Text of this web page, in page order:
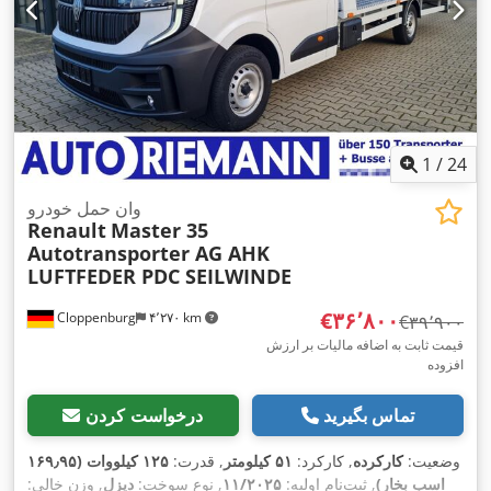
1 /24
Cloppenburg ۴٬۲۷۰ km
وان حمل خودرو
Renault Master 35
Autotransporter AG AHK
LUFTFEDER PDC SEILWINDE
‎€۳۶٬۸۰۰ ‎€۳۹٬۹۰۰
قیمت ثابت به اضافه مالیات بر ارزش
افزوده
درخواست کردن تماس بگیرید
وضعیت:کارکرده, کارکرد: ۵۱ کیلومتر , قدرت:
۱۲۵ کیلووات (۱۶۹٫۹۵
اسب بخار), ثبت‌نام اولیه: ۱۱/۲۰۲۵, نوع سوخت: دیزل, وزن خالی: